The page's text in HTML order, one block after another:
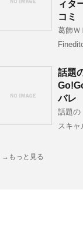
ィタ
コミ
葛飾Ｗ
話題
バレ
話題の
スキ
→もっと見る